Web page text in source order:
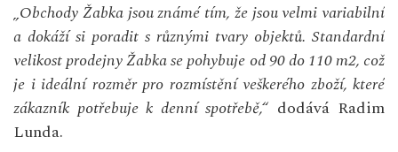
„Obchody Žabka jsou známé tím, že jsou velmi variabilní
a dokáží si poradit s různými tvary objektů. Standardní
velikost prodejny Žabka se pohybuje od 90 do 110 m2, což
je i ideální rozměr pro rozmístění veškerého zboží, které
zákazník potřebuje k denní spotřebě,“ dodává Radim
Lunda.